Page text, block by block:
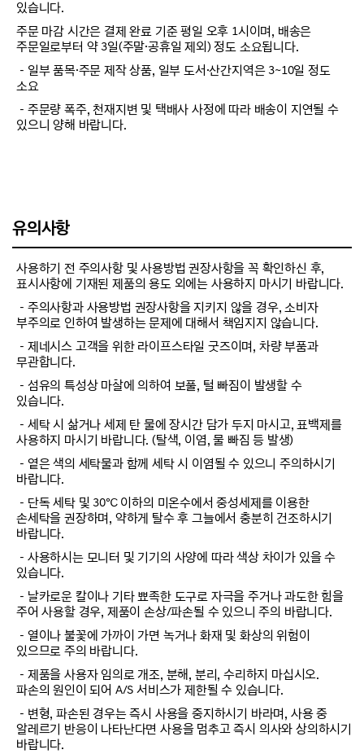
있습니다.
주문 마감 시간은 결제 완료 기준 평일 오후 1시이며, 배송은
주문일로부터 약 3일(주말·공휴일 제외) 정도 소요됩니다.
－일부 품목·주문 제작 상품, 일부 도서·산간지역은 3~10일 정도
소요
－주문량 폭주, 천재지변 및 택배사 사정에 따라 배송이 지연될 수
있으니 양해 바랍니다.
유의사항
사용하기 전 주의사항 및 사용방법 권장사항을 꼭 확인하신 후,
표시사항에 기재된 제품의 용도 외에는 사용하지 마시기 바랍니다.
－주의사항과 사용방법 권장사항을 지키지 않을 경우, 소비자
부주의로 인하여 발생하는 문제에 대해서 책임지지 않습니다.
－제네시스 고객을 위한 라이프스타일 굿즈이며, 차량 부품과
무관합니다.
－섬유의 특성상 마찰에 의하여 보풀, 털 빠짐이 발생할 수
있습니다.
－세탁 시 삶거나 세제 탄 물에 장시간 담가 두지 마시고, 표백제를
사용하지 마시기 바랍니다. (탈색, 이염, 물 빠짐 등 발생)
－옅은 색의 세탁물과 함께 세탁 시 이염될 수 있으니 주의하시기
바랍니다.
－단독 세탁 및 30℃ 이하의 미온수에서 중성세제를 이용한
손세탁을 권장하며, 약하게 탈수 후 그늘에서 충분히 건조하시기
바랍니다.
－사용하시는 모니터 및 기기의 사양에 따라 색상 차이가 있을 수
있습니다.
－날카로운 칼이나 기타 뾰족한 도구로 자극을 주거나 과도한 힘을
주어 사용할 경우, 제품이 손상/파손될 수 있으니 주의 바랍니다.
－열이나 불꽃에 가까이 가면 녹거나 화재 및 화상의 위험이
있으므로 주의 바랍니다.
－제품을 사용자 임의로 개조, 분해, 분리, 수리하지 마십시오.
파손의 원인이 되어 A/S 서비스가 제한될 수 있습니다.
－변형, 파손된 경우는 즉시 사용을 중지하시기 바라며, 사용 중
알레르기 반응이 나타난다면 사용을 멈추고 즉시 의사와 상의하시기
바랍니다.